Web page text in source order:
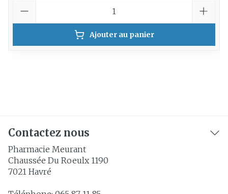
Ajouter au panier
Contactez nous
Pharmacie Meurant
Chaussée Du Roeulx 1190
7021 Havré